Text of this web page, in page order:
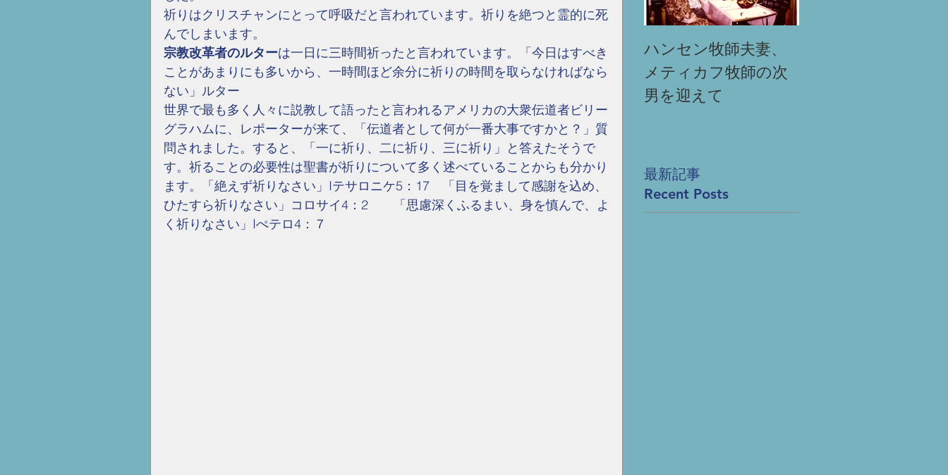
祈りはクリスチャンにとって呼吸だと言われています。祈りを絶つと霊的に死
んでしまいます。
宗教改革者のルターは一日に三時間祈ったと言われています。「今日はすべき
ことがあまりにも多いから、一時間ほど余分に祈りの時間を取らなければなら
ない」ルター
世界で最も多く人々に説教して語ったと言われるアメリカの大衆伝道者ビリー
グラハムに、レポーターが来て、「伝道者として何が一番大事ですかと？」質
問されました。すると、「一に祈り、二に祈り、三に祈り」と答えたそうで
す。祈ることの必要性は聖書が祈りについて多く述べていることからも分かり
ます。「絶えず祈りなさい」Iテサロニケ5：17　「目を覚まして感謝を込め、
ひたすら祈りなさい」コロサイ4：2　　「思慮深くふるまい、身を慎んで、よ
く祈りなさい」Iぺテロ4：７
ハンセン牧師夫妻、
メティカフ牧師の次
男を迎えて
最新記事
Recent Posts